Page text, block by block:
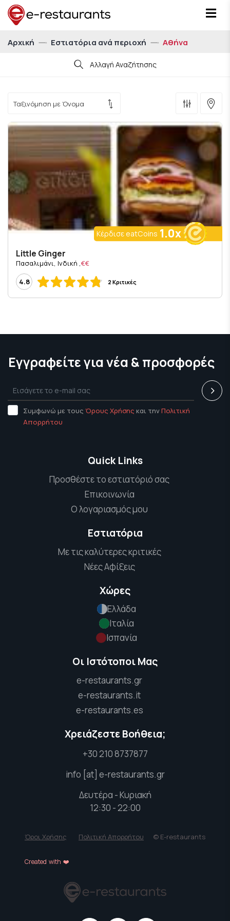
Αρχική Εστιατόρια ανά περιοχή Αθήνα
Ημ/νία
Άτομα
Για 1 άτομο
Δείξε μου εστιατόρια με eatCoins
Αλλαγή Αναζήτησης
Κέρδισε eatCoins 1.0x
Little Ginger
€€
, Πασαλιμάνι, Ινδική
4.8
2 Κριτικές
Εγγραφείτε για νέα & προσφορές
Συμφωνώ με τους Όρους Χρήσης και τηνΠολιτική
Απορρήτου
Quick Links
Προσθέστε το εστιατόριό σας
Επικοινωνία
Ο λογαριασμός μου
Εστιατόρια
Με τις καλύτερες κριτικές
Νέες Αφίξεις
Χώρες
Ελλάδα
Ιταλία
Ισπανία
Οι Ιστότοποι Μας
e-restaurants.gr
e-restaurants.it
e-restaurants.es
Χρειάζεστε Βοήθεια;
+30 210 8737877
info [at] e-restaurants.gr
Δευτέρα - Κυριακή
12:30 - 22:00
Όροι Χρήσης Πολιτική Απορρήτου © E-restaurants
Created with ❤️